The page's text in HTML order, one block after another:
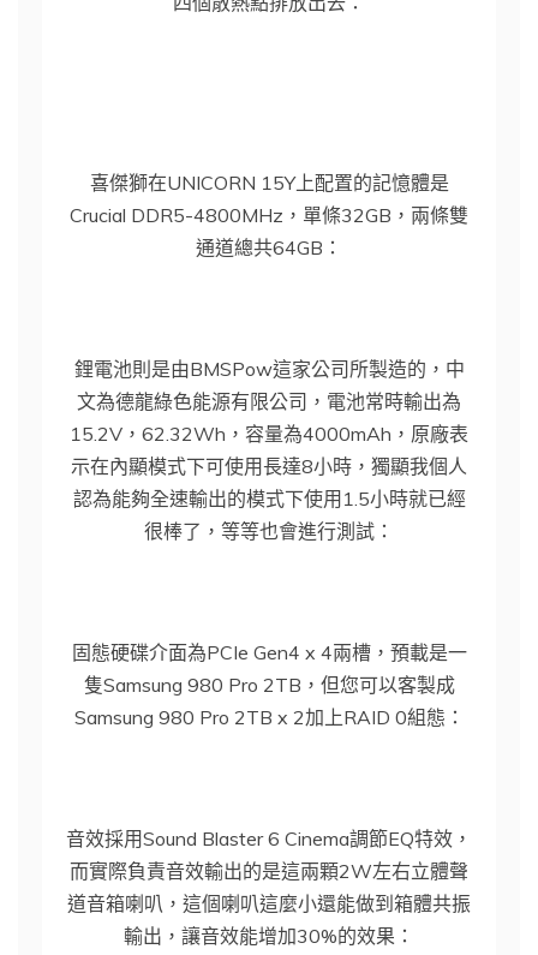
喜傑獅在UNICORN 15Y上配置的記憶體是
Crucial DDR5-4800MHz，單條32GB，兩條雙
通道總共64GB：
鋰電池則是由BMSPow這家公司所製造的，中
文為德龍綠色能源有限公司，電池常時輸出為
15.2V，62.32Wh，容量為4000mAh，原廠表
示在內顯模式下可使用長達8小時，獨顯我個人
認為能夠全速輸出的模式下使用1.5小時就已經
很棒了，等等也會進行測試：
固態硬碟介面為PCIe Gen4 x 4兩槽，預載是一
隻Samsung 980 Pro 2TB，但您可以客製成
Samsung 980 Pro 2TB x 2加上RAID 0組態：
音效採用Sound Blaster 6 Cinema調節EQ特效，
而實際負責音效輸出的是這兩顆2W左右立體聲
道音箱喇叭，這個喇叭這麼小還能做到箱體共振
輸出，讓音效能增加30%的效果：